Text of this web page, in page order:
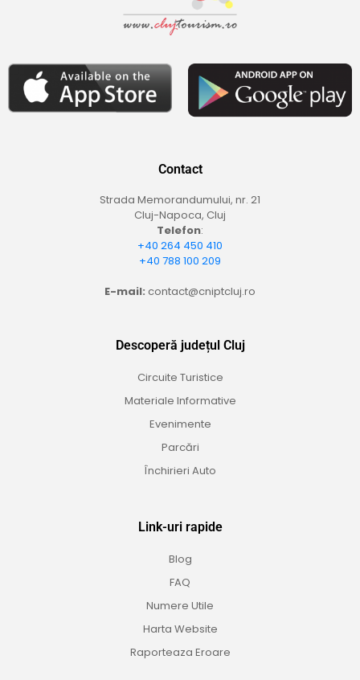
Contact
Strada Memorandumului, nr. 21
Cluj-Napoca, Cluj
Telefon:
+40 264 450 410
+40 788 100 209
E-mail: contact@cniptcluj.ro
Descoperă județul Cluj
Circuite Turistice
Materiale Informative
Evenimente
Parcări
Închirieri Auto
Link-uri rapide
Blog
FAQ
Numere Utile
Harta Website
Raporteaza Eroare